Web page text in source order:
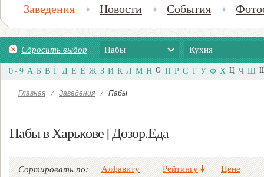
Заведения Новости События
Сбросить выбор Пабы Кухня
0 - 9 А Б В Г Д Е Ё Ж З И К Л М Н О П Р С Т У Ф Х Ц Ч Ш
Главная / Заведения / Пабы
Пабы в Харькове | Дозор.Еда
Сортировать по: Алфавиту Рейтингу Цене